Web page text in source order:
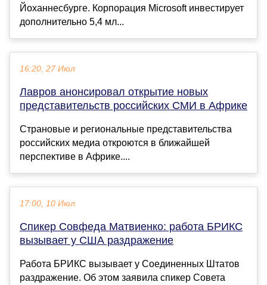
Йоханнесбурге. Корпорация Microsoft инвестирует
дополнительно 5,4 мл...
16:20, 27 Июл
Лавров анонсировал открытие новых
представительств российских СМИ в Африке
Страновые и региональные представительства
российских медиа откроются в ближайшей
перспективе в Африке....
17:00, 10 Июл
Спикер Совфеда Матвиенко: работа БРИКС
вызывает у США раздражение
Работа БРИКС вызывает у Соединенных Штатов
раздражение. Об этом заявила спикер Совета